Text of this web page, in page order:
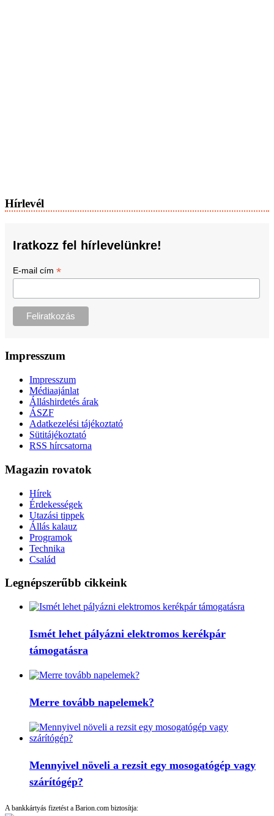
Hírlevél
Iratkozz fel hírlevelünkre!
E-mail cím *
Impresszum
Impresszum
Médiaajánlat
Álláshirdetés árak
ÁSZF
Adatkezelési tájékoztató
Sütitájékoztató
RSS hírcsatorna
Magazin rovatok
Hírek
Érdekességek
Utazási tippek
Állás kalauz
Programok
Technika
Család
Legnépszerűbb cikkeink
Ismét lehet pályázni elektromos kerékpár
támogatásra
Merre tovább napelemek?
Mennyivel növeli a rezsit egy mosogatógép vagy
szárítógép?
A bankkártyás fizetést a Barion.com biztosítja: